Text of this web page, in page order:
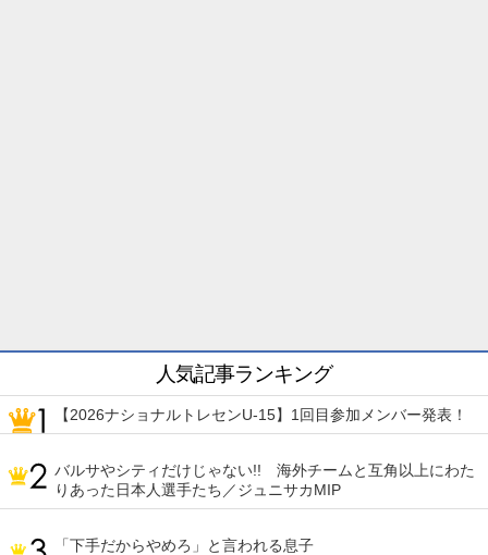
人気記事ランキング
【2026ナショナルトレセンU-15】1回目参加メンバー発表！
バルサやシティだけじゃない!! 海外チームと互角以上にわた
りあった日本人選手たち／ジュニサカMIP
「下手だからやめろ」と言われる息子